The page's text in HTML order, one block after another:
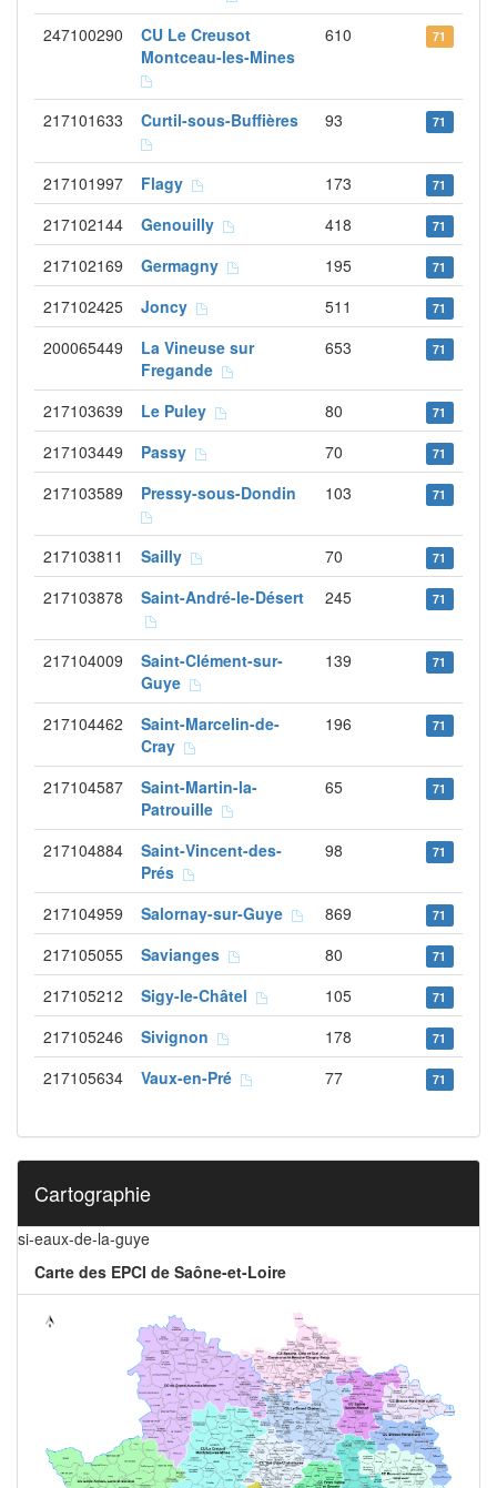
247100290
CU Le Creusot
Montceau-les-Mines
610 71
217101633 Curtil-sous-Buffières 93 71
217101997 Flagy 173 71
217102144 Genouilly 418 71
217102169 Germagny 195 71
217102425 Joncy 511 71
200065449
La Vineuse sur
Fregande
653 71
217103639 Le Puley 80 71
217103449 Passy 70 71
217103589 Pressy-sous-Dondin 103 71
217103811 Sailly 70 71
217103878 Saint-André-le-Désert 245 71
217104009
Saint-Clément-sur-
Guye
139 71
217104462
Saint-Marcelin-de-
Cray
196 71
217104587
Saint-Martin-la-
Patrouille
65 71
217104884
Saint-Vincent-des-
Prés
98 71
217104959 Salornay-sur-Guye 869 71
217105055 Savianges 80 71
217105212 Sigy-le-Châtel 105 71
217105246 Sivignon 178 71
217105634 Vaux-en-Pré 77 71
Cartographie
si-eaux-de-la-guye
Carte des EPCI de Saône-et-Loire